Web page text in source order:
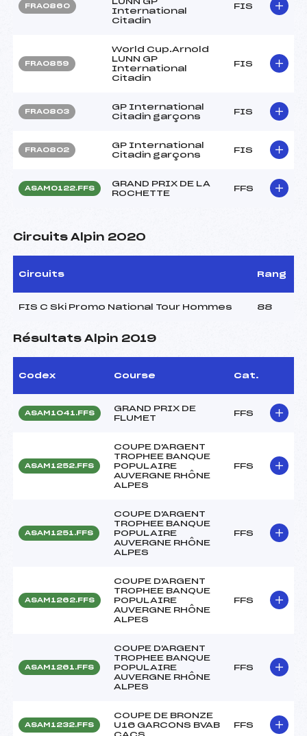
FRA0860
International
Citadin
FIS
FRA0859
World Cup.Arnold
LUNN GP
International
Citadin
FIS
FRA0803
GP International
Citadin garçons
FIS
FRA0802
GP International
Citadin garçons
FIS
ASAM0122.FFS
GRAND PRIX DE LA
ROCHETTE
FFS
Circuits Alpin 2020
Circuits Rang
FIS C Ski Promo National Tour Hommes 88
Résultats Alpin 2019
Codex Course Cat.
ASAM1041.FFS
GRAND PRIX DE
FLUMET
FFS
ASAM1252.FFS
COUPE D'ARGENT
TROPHEE BANQUE
POPULAIRE
AUVERGNE RHÔNE
ALPES
FFS
ASAM1251.FFS
COUPE D'ARGENT
TROPHEE BANQUE
POPULAIRE
AUVERGNE RHÔNE
ALPES
FFS
ASAM1262.FFS
COUPE D'ARGENT
TROPHEE BANQUE
POPULAIRE
AUVERGNE RHÔNE
ALPES
FFS
ASAM1261.FFS
COUPE D'ARGENT
TROPHEE BANQUE
POPULAIRE
AUVERGNE RHÔNE
ALPES
FFS
ASAM1232.FFS
COUPE DE BRONZE
U16 GARCONS BVAB
CACS
FFS